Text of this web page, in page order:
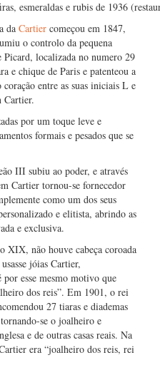
esmeraldas e rubis de 1936
da Cartier começou em 1847,
o controlo da pequena
localizada no numero 29
e chique de Paris e patenteou a
entre as suas iniciais L e
Cartier.
por um toque leve e
formais e pesados que se
III subiu ao poder, e através
Cartier tornou-se fornecedor
como um dos seus
e elitista, abrindo as
e exclusiva.
não houve cabeça coroada
jóias Cartier,
por esse mesmo motivo que
dos reis”. Em 1901, o rei
27 tiaras e diademas
se o joalheiro e
e de outras casas reais. Na
era “joalheiro dos reis, rei